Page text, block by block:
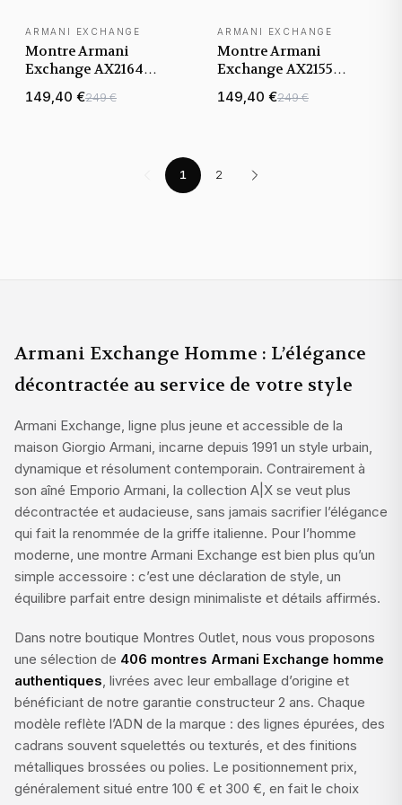
ARMANI EXCHANGE
Montre Armani
Exchange AX2164
Inoxydable Noir
149,40 €249 €
ARMANI EXCHANGE
Montre Armani
Exchange AX2155
avec Cadran Noir
149,40 €249 €
1 2
Armani Exchange Homme : L’élégance
décontractée au service de votre style
Armani Exchange, ligne plus jeune et accessible de la
maison Giorgio Armani, incarne depuis 1991 un style urbain,
dynamique et résolument contemporain. Contrairement à
son aîné Emporio Armani, la collection A|X se veut plus
décontractée et audacieuse, sans jamais sacrifier l’élégance
qui fait la renommée de la griffe italienne. Pour l’homme
moderne, une montre Armani Exchange est bien plus qu’un
simple accessoire : c’est une déclaration de style, un
équilibre parfait entre design minimaliste et détails affirmés.
Dans notre boutique Montres Outlet, nous vous proposons
une sélection de 406 montres Armani Exchange homme
authentiques , livrées avec leur emballage d’origine et
bénéficiant de notre garantie constructeur 2 ans. Chaque
modèle reflète l’ADN de la marque : des lignes épurées, des
cadrans souvent squelettés ou texturés, et des finitions
métalliques brossées ou polies. Le positionnement prix,
généralement situé entre 100 € et 300 €, en fait le choix